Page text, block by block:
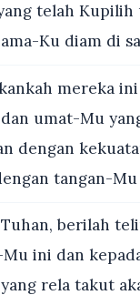
telah Kupilih
Ku diam di
mereka
umat-Mu
dengan
tangan-
Tuhan, berilah
ini dan
rela takut